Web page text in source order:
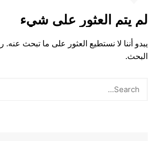
لم يتم العثور على شيء
يبدو أننا لا نستطيع العثور على ما تبحث
البحث.